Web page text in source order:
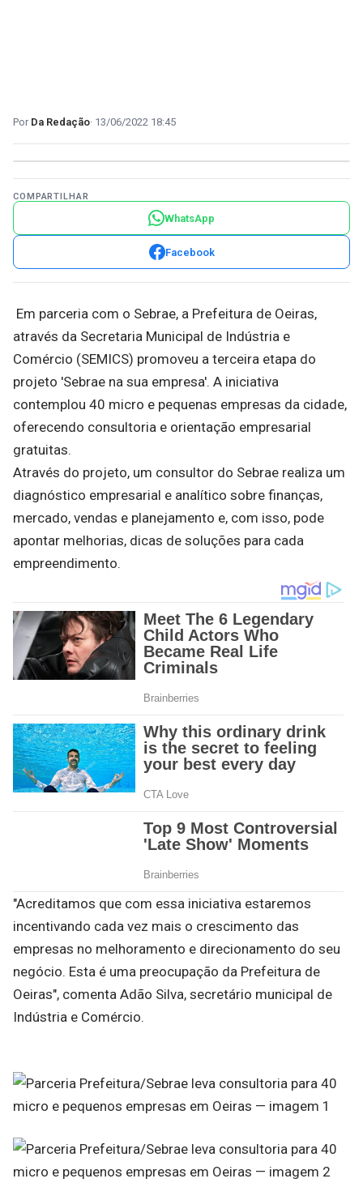
Da Redação 13/06/2022 18:45
COMPARTILHAR
WhatsApp
Facebook
Em parceria com o Sebrae, a Prefeitura de Oeiras,
através da Secretaria Municipal de Indústria e
Comércio (SEMICS) promoveu a terceira etapa do
projeto 'Sebrae na sua empresa'. A iniciativa
contemplou 40 micro e pequenas empresas da cidade,
oferecendo consultoria e orientação empresarial
gratuitas.
Através do projeto, um consultor do Sebrae realiza um
diagnóstico empresarial e analítico sobre finanças,
mercado, vendas e planejamento e, com isso, pode
apontar melhorias, dicas de soluções para cada
empreendimento.
"Acreditamos que com essa iniciativa estaremos
incentivando cada vez mais o crescimento das
empresas no melhoramento e direcionamento do seu
negócio. Esta é uma preocupação da Prefeitura de
Oeiras", comenta Adão Silva, secretário municipal de
Indústria e Comércio.